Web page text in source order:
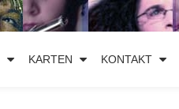
KARTEN KONTAKT